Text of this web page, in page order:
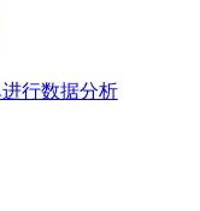
行数据分析